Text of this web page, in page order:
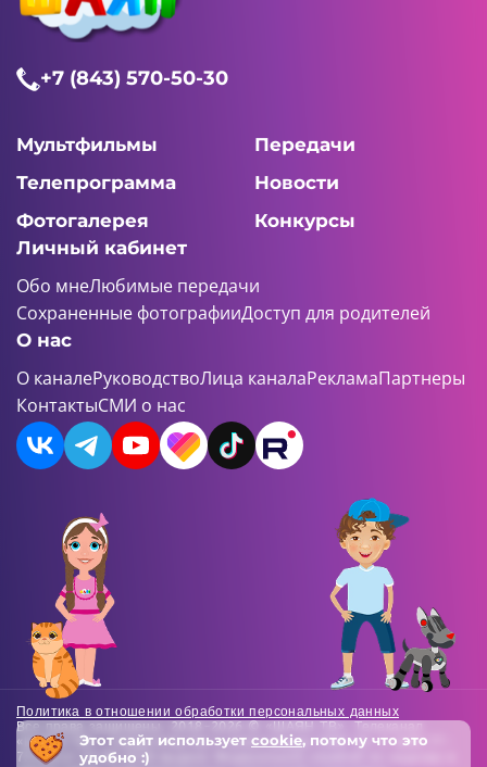
+7 (843) 570-50-30
Мультфильмы
Передачи
Телепрограмма
Новости
Фотогалерея
Конкурсы
Личный кабинет
Обо мнеЛюбимые передачи
Сохраненные фотографииДоступ для родителей
О нас
О каналеРуководствоЛица каналаРекламаПартнеры
КонтактыСМИ о нас
Политика в отношении обработки персональных данных
Все права защищены. 2018-2026 © «ШАЯН ТВ». Телеканал
«ШАЯН ТВ» , Свидетельство о регистрации СМИ Эл-Л №ФС77-
73138 от 22.06.2018 выдано Федеральной службой по надзору в
Этот сайт использует cookie, потому что это
удобно :)